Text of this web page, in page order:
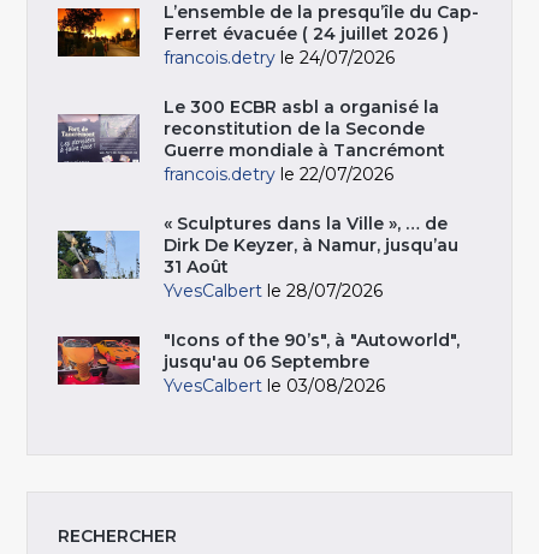
L’ensemble de la presqu’île du Cap-
Ferret évacuée ( 24 juillet 2026 )
francois.detry le 24/07/2026
Le 300 ECBR asbl a organisé la
reconstitution de la Seconde
Guerre mondiale à Tancrémont
francois.detry le 22/07/2026
« Sculptures dans la Ville », … de
Dirk De Keyzer, à Namur, jusqu’au
31 Août
YvesCalbert le 28/07/2026
"Icons of the 90’s", à "Autoworld",
jusqu'au 06 Septembre
YvesCalbert le 03/08/2026
RECHERCHER